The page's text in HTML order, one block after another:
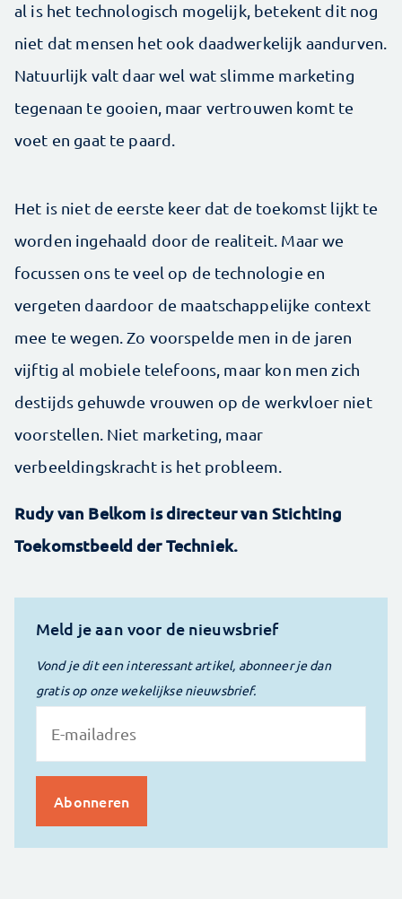
al is het technologisch mogelijk, betekent dit nog
niet dat mensen het ook daadwerkelijk aandurven.
Natuurlijk valt daar wel wat slimme marketing
tegenaan te gooien, maar vertrouwen komt te
voet en gaat te paard.
Het is niet de eerste keer dat de toekomst lijkt te
worden ingehaald door de realiteit. Maar we
focussen ons te veel op de technologie en
vergeten daardoor de maatschappelijke context
mee te wegen. Zo voorspelde men in de jaren
vijftig al mobiele telefoons, maar kon men zich
destijds gehuwde vrouwen op de werkvloer niet
voorstellen. Niet marketing, maar
verbeeldingskracht is het probleem.
Rudy van Belkom is directeur van Stichting
Toekomstbeeld der Techniek.
Meld je aan voor de nieuwsbrief
Vond je dit een interessant artikel, abonneer je dan
gratis op onze wekelijkse nieuwsbrief.